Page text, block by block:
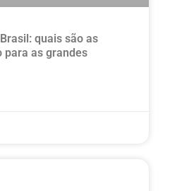
quais são as
para as grandes